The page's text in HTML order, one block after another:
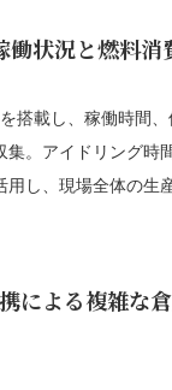
状況と燃料消
搭載し、稼働時間
集。アイドリング時
し、現場全体の生
による複雑な